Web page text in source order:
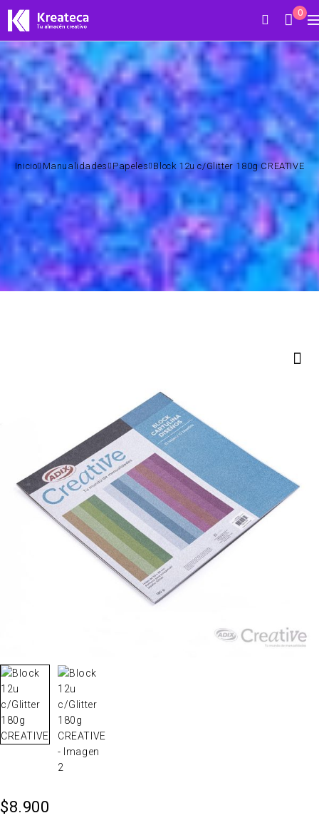
0
Inicio Manualidades Papeles Block 12u c/Glitter 180g CREATIVE
$8.900